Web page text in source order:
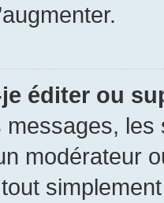
éditer ou
messages,
modérateur